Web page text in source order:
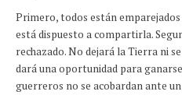
Primero, todos están
está dispuesto a compartirla.
rechazado. No dejará la Tierra ni
dará una oportunidad para
guerreros no se acobardan ante